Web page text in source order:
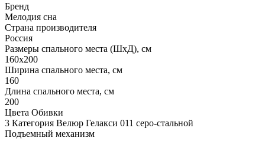
Бренд
Мелодия сна
Страна производителя
Россия
Размеры спального места (ШхД), см
160х200
Ширина спального места, см
160
Длина спального места, см
200
Цвета Обивки
3 Категория Велюр Гелакси 011 серо-стальной
Подъемный механизм